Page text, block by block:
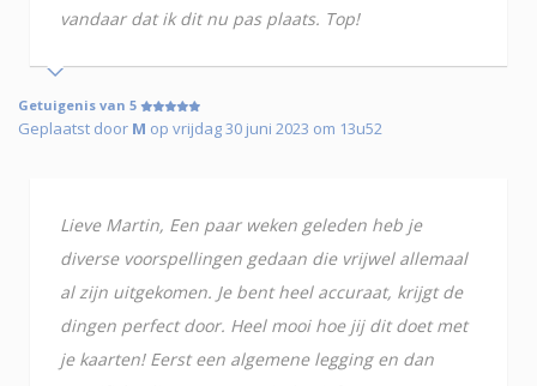
vandaar dat ik dit nu pas plaats. Top!
Getuigenis van 5
Geplaatst door M op vrijdag 30 juni 2023 om 13u52
Lieve Martin, Een paar weken geleden heb je
diverse voorspellingen gedaan die vrijwel allemaal
al zijn uitgekomen. Je bent heel accuraat, krijgt de
dingen perfect door. Heel mooi hoe jij dit doet met
je kaarten! Eerst een algemene legging en dan